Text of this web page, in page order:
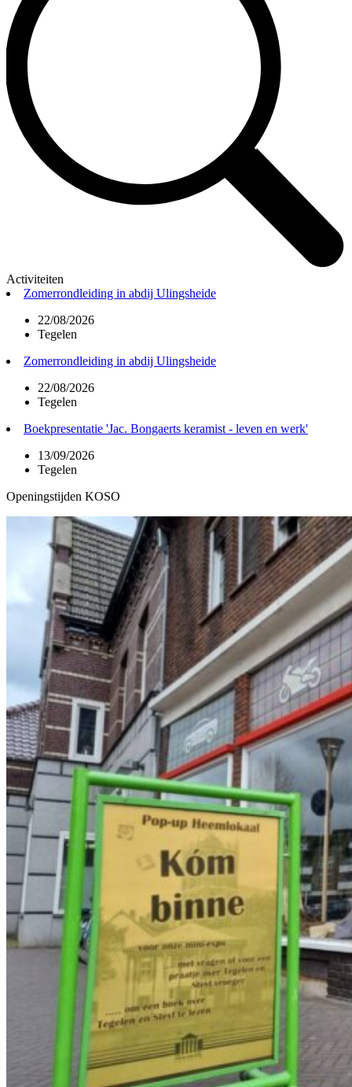
Activiteiten
Zomerrondleiding in abdij Ulingsheide
22/08/2026
Tegelen
Zomerrondleiding in abdij Ulingsheide
22/08/2026
Tegelen
Boekpresentatie 'Jac. Bongaerts keramist - leven en werk'
13/09/2026
Tegelen
Openingstijden KOSO